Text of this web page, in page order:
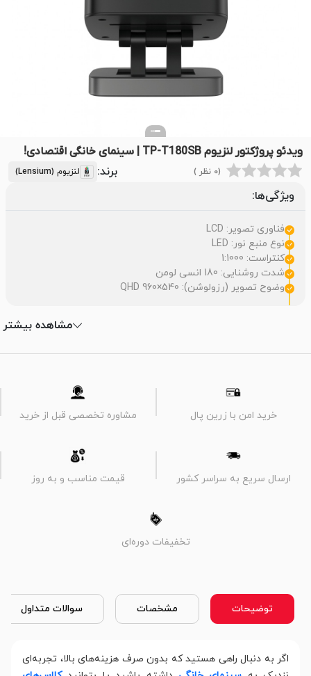
ویدئو پروژکتور لنزیوم TP-T180SB | سینمای خانگی اقتصادی!
(0 نظر ) برند: لنزیوم (Lensium)
ویژگی‌ها:
فناوری تصویر: LCD
نوع منبع نور: LED
کنتراست: 1:1000
شدت روشنایی: 180 انسی لومن
وضوح تصویر (رزولوشن): 540×960 QHD
مشاهده بیشتر
خرید امن با زرین پال مشاوره تخصصی قبل از خرید
ارسال سریع به سراسر کشور قیمت مناسب و به روز
تخفیفات دوره‌ای
توضیحات مشخصات سوالات متداول
اگر به دنبال راهی هستید که بدون صرف هزینه‌های بالا، تجربه‌ای